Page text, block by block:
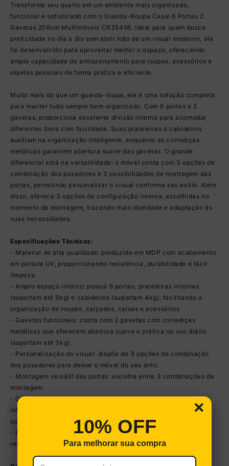
Transforme seu quarto em um ambiente mais organizado,
funcional e sofisticado com o Guarda-Roupa Casal 6 Portas 2
Gavetas 206cm Multimóveis CR35456. Ideal para quem busca
praticidade no dia a dia sem abrir mão de um visual moderno, ele
foi desenvolvido para aproveitar melhor o espaço, oferecendo
ampla capacidade de armazenamento para roupas, acessórios e
objetos pessoais de forma prática e eficiente.
Muito mais do que um guarda-roupa, ele é uma solução completa
para manter tudo sempre bem organizado. Com 6 portas e 2
gavetas, proporciona excelente divisão interna para acomodar
diferentes itens com facilidade. Suas prateleiras e cabideiros
auxiliam na organização inteligente, enquanto as corrediças
metálicas garantem abertura suave das gavetas. O grande
diferencial está na versatilidade: o móvel conta com 3 opções de
combinação dos puxadores e 3 possibilidades de montagem das
portas, permitindo personalizar o visual conforme seu estilo. Além
disso, oferece 3 opções de configuração interna, escolhidas no
momento da montagem, trazendo mais liberdade e adaptação às
suas necessidades.
Especificações Técnicas:
- Material de alta qualidade: produzido em MDP com acabamento
em pintura UV, proporcionando resistência, durabilidade e fácil
limpeza.
- Amplo espaço interno: possui 6 portas, prateleiras internas
(suportam até 5kg) e cabideiros (suportam 4kg), facilitando a
organização de roupas, calçados, caixas e acessórios.
- Gavetas funcionais: conta com 2 gavetas com corrediças
metálicas que oferecem abertura suave e prática no uso diário
(suportam até 3kg).
- Personalização do visual: dispõe de 3 opções de combinação
dos puxadores para deixar o móvel do seu jeito.
- Montagem versátil das portas: escolha entre 3 combinações de
montagem.
- Organização adaptável: oferece 3 opções de configuração
interna, permitindo combinar prateleiras e cabideiros conforme
sua necessidade no momento da montagem.
- Puxadores sofisticados: produzidos em MDF, agregam
resistência e um acabamento elegante ao móvel.
×
10% OFF
Para melhorar sua compra